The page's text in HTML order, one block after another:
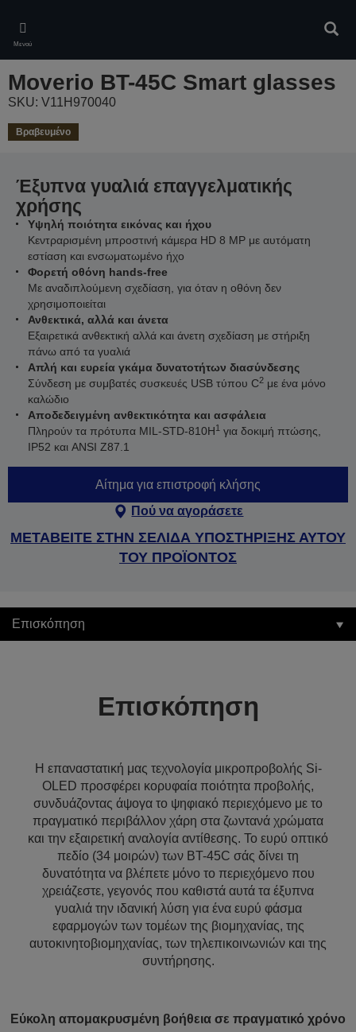
main
content
Μενού
Moverio BT-45C Smart glasses
SKU: V11H970040
Βραβευμένο
Έξυπνα γυαλιά επαγγελματικής
χρήσης
Υψηλή ποιότητα εικόνας και ήχου
Κεντραρισμένη μπροστινή κάμερα HD 8 MP με αυτόματη
εστίαση και ενσωματωμένο ήχο
Φορετή οθόνη hands-free
Με αναδιπλούμενη σχεδίαση, για όταν η οθόνη δεν
χρησιμοποιείται
Ανθεκτικά, αλλά και άνετα
Εξαιρετικά ανθεκτική αλλά και άνετη σχεδίαση με στήριξη
πάνω από τα γυαλιά
Απλή και ευρεία γκάμα δυνατοτήτων διασύνδεσης
Σύνδεση με συμβατές συσκευές USB τύπου C2 με ένα μόνο
καλώδιο
Αποδεδειγμένη ανθεκτικότητα και ασφάλεια
Πληρούν τα πρότυπα MIL-STD-810H1 για δοκιμή πτώσης,
IP52 και ANSI Z87.1
Αίτημα για επιστροφή κλήσης
Πού να αγοράσετε
ΜΕΤΑΒΕΙΤΕ ΣΤΗΝ ΣΕΛΙΔΑ ΥΠΟΣΤΗΡΙΞΗΣ ΑΥΤΟΥ
ΤΟΥ ΠΡΟΪΟΝΤΟΣ
Επισκόπηση
Επισκόπηση
Η επαναστατική μας τεχνολογία μικροπροβολής Si-
OLED προσφέρει κορυφαία ποιότητα προβολής,
συνδυάζοντας άψογα το ψηφιακό περιεχόμενο με το
πραγματικό περιβάλλον χάρη στα ζωντανά χρώματα
και την εξαιρετική αναλογία αντίθεσης. Το ευρύ οπτικό
πεδίο (34 μοιρών) των BT-45C σάς δίνει τη
δυνατότητα να βλέπετε μόνο το περιεχόμενο που
χρειάζεστε, γεγονός που καθιστά αυτά τα έξυπνα
γυαλιά την ιδανική λύση για ένα ευρύ φάσμα
εφαρμογών των τομέων της βιομηχανίας, της
αυτοκινητοβιομηχανίας, των τηλεπικοινωνιών και της
συντήρησης.
Εύκολη απομακρυσμένη βοήθεια σε πραγματικό χρόνο